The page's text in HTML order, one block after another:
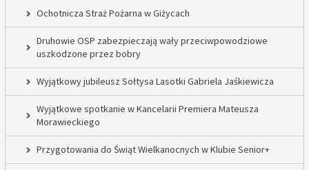
Ochotnicza Straż Pożarna w Giżycach
Druhowie OSP zabezpieczają wały przeciwpowodziowe
uszkodzone przez bobry
Wyjątkowy jubileusz Sołtysa Lasotki Gabriela Jaśkiewicza
Wyjątkowe spotkanie w Kancelarii Premiera Mateusza
Morawieckiego
Przygotowania do Świąt Wielkanocnych w Klubie Senior+